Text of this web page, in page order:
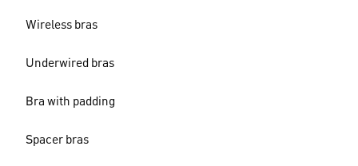
Wireless bras
Underwired bras
Bra with padding
Spacer bras